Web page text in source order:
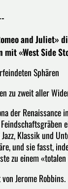
and Juliet»
«West Side
Sphären
zu zweit aller
der Renaissance
Klassik und
und sie fasst,
zu einem «totalen
Jerome Robbins.